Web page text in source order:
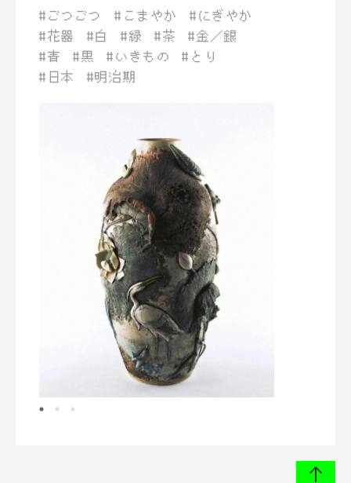
#ごつごつ #こまやか
#にぎやか
#花器
#白 #緑 #茶
#金／銀
#青
#黒 #いきもの
#とり
#日本
#明治期